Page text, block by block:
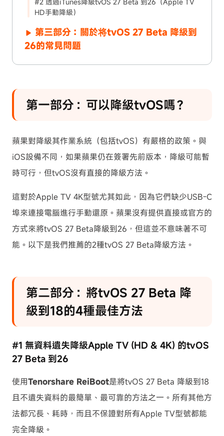
HD手動降級）
第三部分：關於将tvOS 27 Beta 降級到
26的常見問題
第一部分：可以降級tvOS嗎？
蘋果對降級其作業系統（包括tvOS）有嚴格的政策。與
iOS設備不同，如果蘋果仍在簽署先前版本，降級可能暫
時可行，但tvOS沒有直接的降級方法。
這對於Apple TV 4K型號尤其如此，因為它們缺少USB-C
埠來連接電腦進行手動還原。蘋果沒有提供直接或官方的
方式來將tvOS 27 Beta降級到26，但這並不意味著不可
能。以下是我們推薦的2種tvOS 27 Beta降級方法。
第二部分：將tvOS 27 Beta 降
級到18的4種最佳方法
#1 無資料遺失降級Apple TV (HD & 4K) 的tvOS
27 Beta 到26
使用Tenorshare ReiBoot是將tvOS 27 Beta 降級到18
且不遺失資料的最簡單、最可靠的方法之一。所有其他方
法都冗長、耗時，而且不保證對所有Apple TV型號都能
完全降級。